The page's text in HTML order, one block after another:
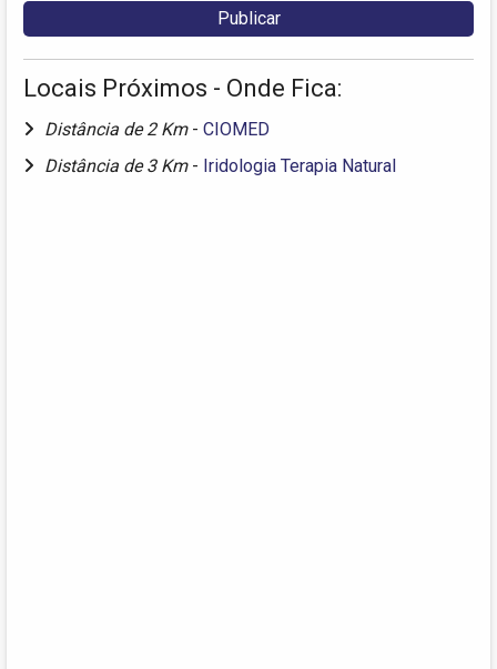
Locais Próximos - Onde Fica:
Distância de 2 Km - CIOMED
Distância de 3 Km - Iridologia Terapia Natural